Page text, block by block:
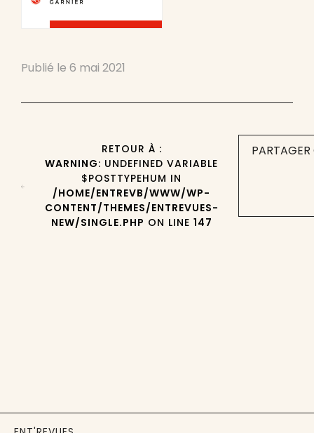
Publié le 6 mai 2021
RETOUR À :
WARNING: UNDEFINED VARIABLE
$POSTTYPEHUM IN
/HOME/ENTREVB/WWW/WP-
CONTENT/THEMES/ENTREVUES-
NEW/SINGLE.PHP ON LINE 147